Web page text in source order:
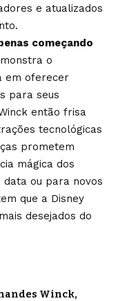
e atualizados
começando
o
em oferecer
para seus
então frisa
tecnológicas
prometem
mágica dos
ou para novos
que a Disney
desejados do
Winck